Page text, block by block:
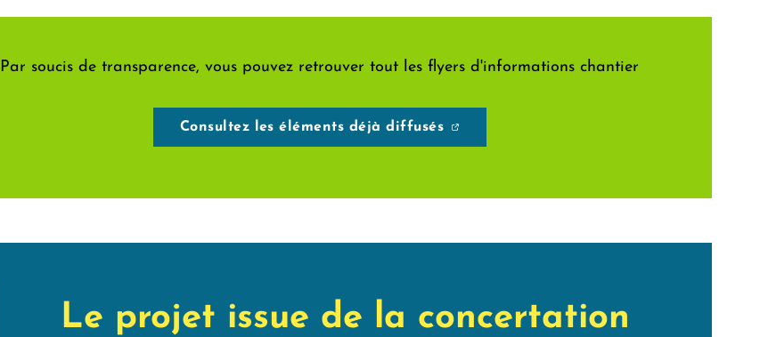
Par soucis de transparence, vous pouvez retrouver tout les flyers d'informations chantier
Consultez les éléments déjà diffusés
Le projet issue de la concertation